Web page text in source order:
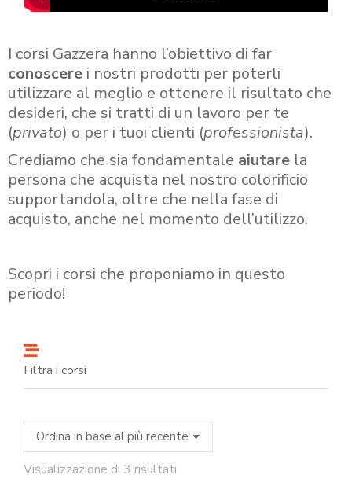
I corsi Gazzera hanno l’obiettivo di far
conoscere i nostri prodotti per poterli
utilizzare al meglio e ottenere il risultato che
desideri, che si tratti di un lavoro per te
(privato) o per i tuoi clienti (professionista).
Crediamo che sia fondamentale aiutare la
persona che acquista nel nostro colorificio
supportandola, oltre che nella fase di
acquisto, anche nel momento dell’utilizzo.
Scopri i corsi che proponiamo in questo
periodo!
Filtra i corsi
Visualizzazione di 3 risultati